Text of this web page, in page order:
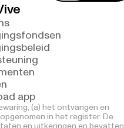
app
(a) het ontvangen en
in het register. De
en uitkeringen en bevatten